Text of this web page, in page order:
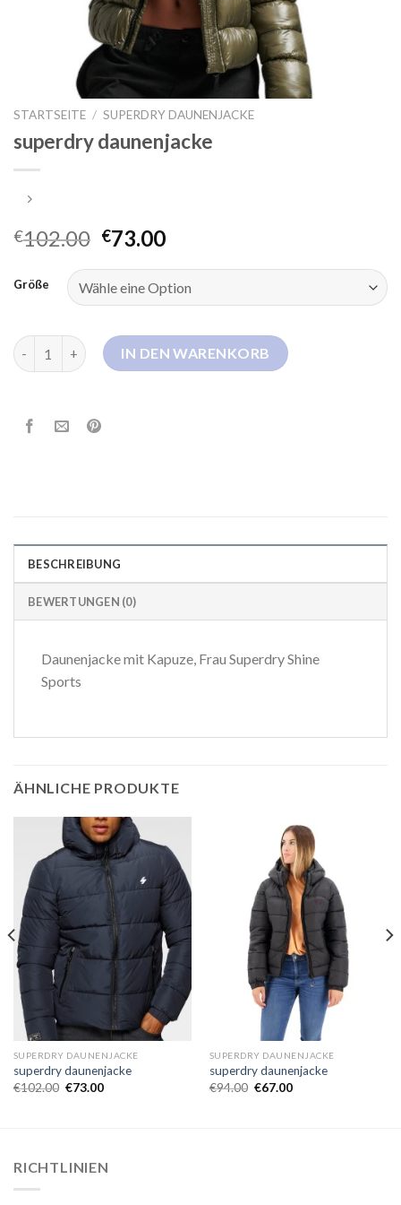
STARTSEITE / SUPERDRY DAUNENJACKE
superdry daunenjacke
€102.00 €73.00
Größe
superdry daunenjacke MengeIN DEN WARENKORB
BESCHREIBUNG
BEWERTUNGEN (0)
Daunenjacke mit Kapuze, Frau Superdry Shine
Sports
ÄHNLICHE PRODUKTE
SUPERDRY DAUNENJACKE
superdry daunenjacke
€102.00 €73.00
SUPERDRY DAUNENJACKE
superdry daunenjacke
€94.00 €67.00
RICHTLINIEN